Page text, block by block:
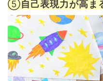
⑤自己表現力が高ま